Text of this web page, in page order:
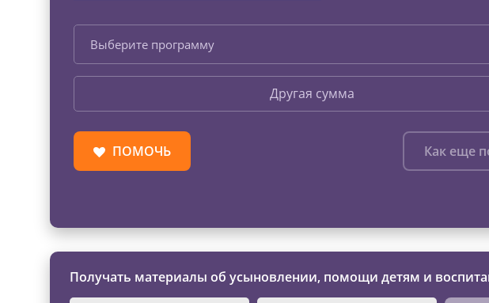
Выберите программу
Другая сумма
ПОМОЧЬ Как еще
Получать материалы об усыновлении, помощи детям и